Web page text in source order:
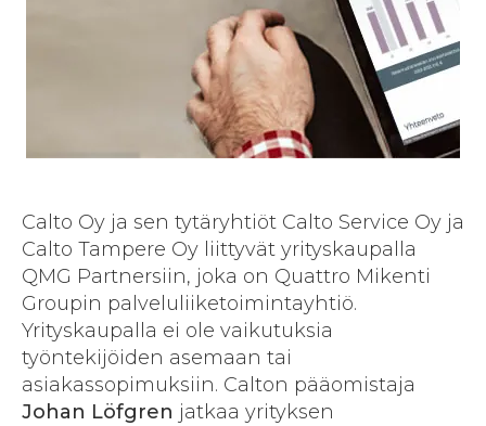
Calto Oy ja sen tytäryhtiöt Calto Service Oy ja
Calto Tampere Oy liittyvät yrityskaupalla
QMG Partnersiin, joka on Quattro Mikenti
Groupin palveluliiketoimintayhtiö.
Yrityskaupalla ei ole vaikutuksia
työntekijöiden asemaan tai
asiakassopimuksiin. Calton pääomistaja
Johan Löfgren jatkaa yrityksen